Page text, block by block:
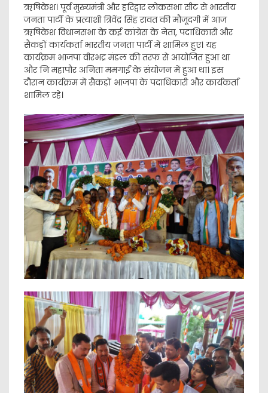
ऋषिकेश। पूर्व मुख्यमंत्री और हरिद्वार लोकसभा सीट से भारतीय
जनता पार्टी के प्रत्याशी त्रिवेंद्र सिंह रावत की मौजूदगी में आज
ऋषिकेश विधानसभा के कई कांग्रेस के नेता, पदाधिकारी और
सैकड़ों कार्यकर्ता भारतीय जनता पार्टी में शामिल हुए। यह
कार्यक्रम भाजपा वीरभद्र मंडल की तरफ से आयोजित हुआ था
और नि महापौर अनिता ममगाईं के संयोजन में हुआ था। इस
दौरान कार्यक्रम में सैकड़ों भाजपा के पदाधिकारी और कार्यकर्ता
शामिल रहे।